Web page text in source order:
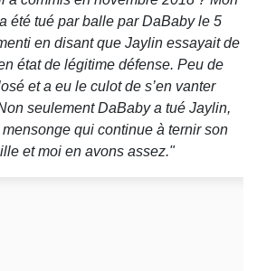
été tué par balle par DaBaby le 5
en disant que Jaylin essayait de
état de légitime défense. Peu de
et a eu le culot de s’en vanter
seulement DaBaby a tué Jaylin,
qui continue à ternir son
et moi en avons assez."